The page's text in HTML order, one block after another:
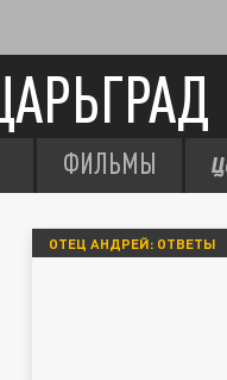
ФИЛЬМЫ
ОТЕЦ АНДРЕЙ: ОТВЕТЫ